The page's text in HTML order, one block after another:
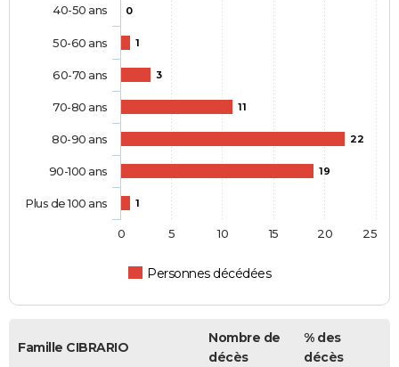
0
1
3
11
22
19
1
Personnes décédées
40-50 ans
50-60 ans
60-70 ans
70-80 ans
80-90 ans
90-100 ans
Plus de 100 ans
0 5 10 15 20 25
Famille CIBRARIO
Nombre de
décès
% des
décès